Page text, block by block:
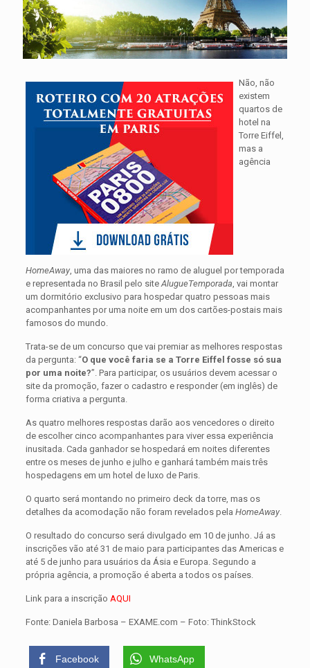
Não, não
existem
quartos de
hotel na
Torre Eiffel,
mas a
agência
HomeAway, uma das maiores no ramo de aluguel por temporada
e representada no Brasil pelo site AlugueTemporada , vai montar
um dormitório exclusivo para hospedar quatro pessoas mais
acompanhantes por uma noite em um dos cartões-postais mais
famosos do mundo.
Trata-se de um concurso que vai premiar as melhores respostas
da pergunta: “O que você faria se a Torre Eiffel fosse só sua
por uma noite?”. Para participar, os usuários devem acessar o
site da promoção, fazer o cadastro e responder (em inglês) de
forma criativa a pergunta.
As quatro melhores respostas darão aos vencedores o direito
de escolher cinco acompanhantes para viver essa experiência
inusitada. Cada ganhador se hospedará em noites diferentes
entre os meses de junho e julho e ganhará também mais três
hospedagens em um hotel de luxo de Paris.
O quarto será montando no primeiro deck da torre, mas os
detalhes da acomodação não foram revelados pela HomeAway.
O resultado do concurso será divulgado em 10 de junho. Já as
inscrições vão até 31 de maio para participantes das Americas e
até 5 de junho para usuários da Ásia e Europa. Segundo a
própria agência, a promoção é aberta a todos os países.
Link para a inscrição AQUI
Fonte: Daniela Barbosa – EXAME.com – Foto: ThinkStock
Facebook WhatsApp